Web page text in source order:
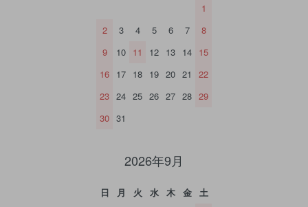
1
2
3 4 5 6 7
8
9
10 11 12 13 14 15
16 17 18 19 20 21
22
23 24 25 26 27 28 29
30 31
2026年9月
日 月 火 水 木 金
土